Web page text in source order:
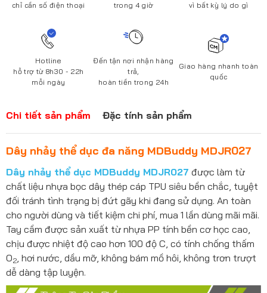
chỉ cần số điện thoại
trong 4 giờ
vì bất kỳ lý do gì
Hotline
hỗ trợ từ 8h30 - 22h
mỗi ngày
Đến tận nơi nhận hàng
trả,
hoàn tiền trong 24h
Giao hàng nhanh toàn
quốc
Chi tiết sản phẩm Đặc tính sản phẩm
Dây nhảy thể dục đa năng MDBuddy MDJR027
Dây nhảy thể dục MDBuddy MDJR027 được làm từ
chất liệu nhựa bọc dây thép cáp TPU siêu bền chắc, tuyệt
đối tránh tình trạng bị đứt gãy khi đang sử dụng. An toàn
cho người dùng và tiết kiệm chi phí, mua 1 lần dùng mãi mãi.
Tay cầm được sản xuất từ nhựa PP tính bền cơ học cao,
chịu được nhiệt độ cao hơn 100 độ C, có tính chống thấm
O2, hơi nước, dầu mỡ, không bám mồ hôi, không trơn trượt
dễ dàng tập luyện.